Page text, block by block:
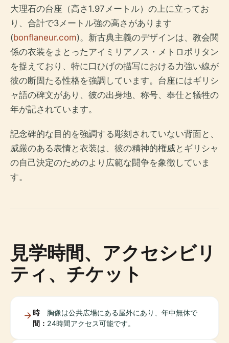
大理石の台座（高さ1.97メートル）の上に立ってお
り、合計で3メートル強の高さがあります
(bonflaneur.com)。新古典主義のデザインは、教会関
係の衣装をまとったアイミリアノス・メトロポリタン
を捉えており、特に口ひげの描写における力強い線が
彼の断固たる性格を強調しています。台座にはギリシ
ャ語の碑文があり、彼の出身地、称号、奉仕と犠牲の
年が記されています。
記念碑的な目的を強調する彫刻されていない背面と、
威厳のある表情と衣装は、彼の精神的権威とギリシャ
の自己決定のためのより広範な闘争を象徴していま
す。
見学時間、アクセシビリ
ティ、チケット
時
間：
胸像は公共広場にある屋外にあり、年中無休で
24時間アクセス可能です。